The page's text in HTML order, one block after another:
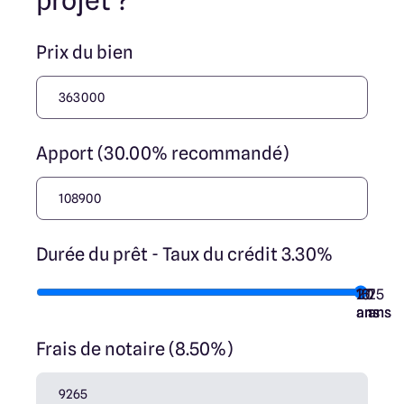
Prix du bien
Apport (30.00% recommandé)
Durée du prêt - Taux du crédit 3.30%
7
ans
10
ans
15
ans
20
ans
25
ans
Frais de notaire (8.50%)